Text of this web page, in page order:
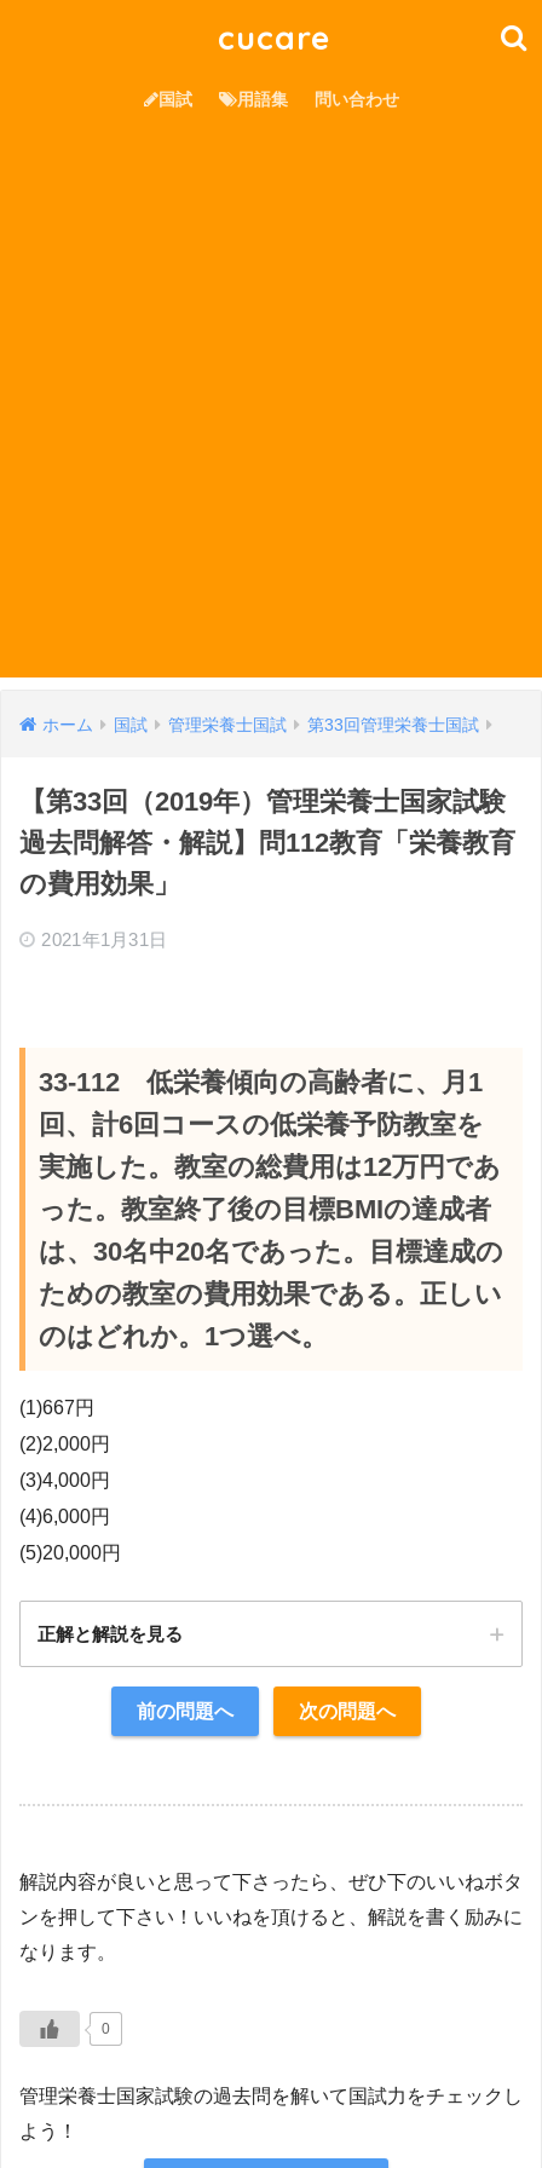
cucare
国試 用語集 問い合わせ
ホーム 国試 管理栄養士国試 第33回管理栄養士国試
【第33回（2019年）管理栄養士国家試験
過去問解答・解説】問112教育「栄養教育
の費用効果」
2021年1月31日
33-112 低栄養傾向の高齢者に、月1
回、計6回コースの低栄養予防教室を
実施した。教室の総費用は12万円であ
った。教室終了後の目標BMIの達成者
は、30名中20名であった。目標達成の
ための教室の費用効果である。正しい
のはどれか。1つ選べ。
(1)667円
(2)2,000円
(3)4,000円
(4)6,000円
(5)20,000円
正解と解説を見る
前の問題へ 次の問題へ
解説内容が良いと思って下さったら、ぜひ下のいいねボタ
ンを押して下さい！いいねを頂けると、解説を書く励みに
なります。
0
管理栄養士国家試験の過去問を解いて国試力をチェックし
よう！